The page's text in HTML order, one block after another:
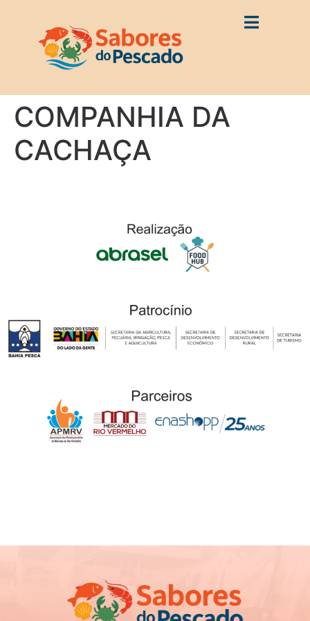
COMPANHIA DA
CACHAÇA